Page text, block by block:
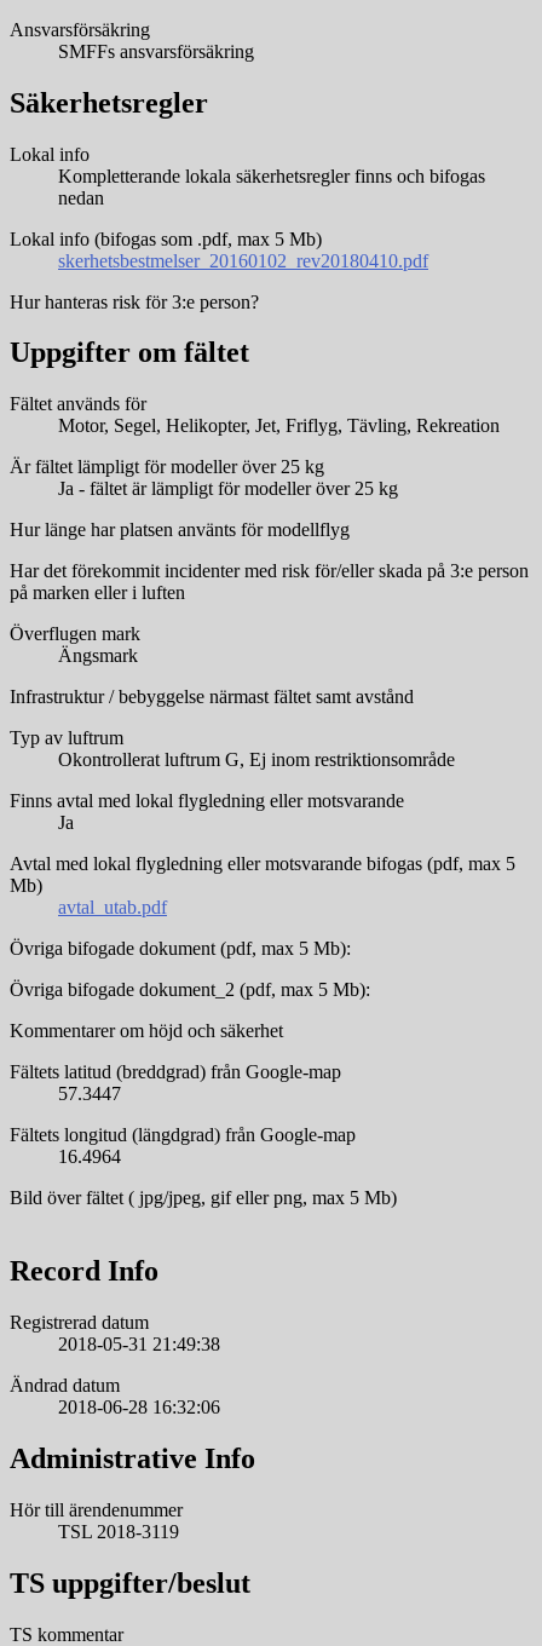
Ansvarsförsäkring
SMFFs ansvarsförsäkring
Säkerhetsregler
Lokal info
Kompletterande lokala säkerhetsregler finns och bifogas
nedan
Lokal info (bifogas som .pdf, max 5 Mb)
skerhetsbestmelser_20160102_rev20180410.pdf
Hur hanteras risk för 3:e person?
Uppgifter om fältet
Fältet används för
Motor, Segel, Helikopter, Jet, Friflyg, Tävling, Rekreation
Är fältet lämpligt för modeller över 25 kg
Ja - fältet är lämpligt för modeller över 25 kg
Hur länge har platsen använts för modellflyg
Har det förekommit incidenter med risk för/eller skada på 3:e person
på marken eller i luften
Överflugen mark
Ängsmark
Infrastruktur / bebyggelse närmast fältet samt avstånd
Typ av luftrum
Okontrollerat luftrum G, Ej inom restriktionsområde
Finns avtal med lokal flygledning eller motsvarande
Ja
Avtal med lokal flygledning eller motsvarande bifogas (pdf, max 5
Mb)
avtal_utab.pdf
Övriga bifogade dokument (pdf, max 5 Mb):
Övriga bifogade dokument_2 (pdf, max 5 Mb):
Kommentarer om höjd och säkerhet
Fältets latitud (breddgrad) från Google-map
57.3447
Fältets longitud (längdgrad) från Google-map
16.4964
Bild över fältet ( jpg/jpeg, gif eller png, max 5 Mb)
Record Info
Registrerad datum
2018-05-31 21:49:38
Ändrad datum
2018-06-28 16:32:06
Administrative Info
Hör till ärendenummer
TSL 2018-3119
TS uppgifter/beslut
TS kommentar